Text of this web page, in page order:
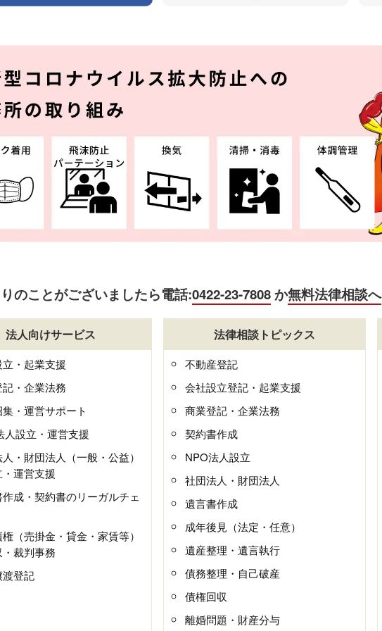
のことがございましたら電話:0422-23-7808か無料法律相談へ
法人向けサービス
・起業支援
・企業法務
・運営サポート
人設立・運営支援
・財団法人（一般・公益）
運営支援
成・契約書のリーガルチェ
（売掛金・貸金・家賃等）
裁判事務
登記
法律相談トピックス
不動産登記
会社設立登記・起業支援
商業登記・企業法務
契約書作成
NPO法人設立
社団法人・財団法人
遺言書作成
成年後見（法定・任意）
遺産整理・遺言執行
債務整理・自己破産
債権回収
離婚問題・財産分与